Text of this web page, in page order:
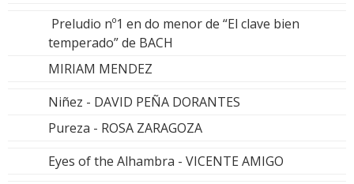
Preludio nº1 en do menor de “El clave bien
temperado” de BACH
MIRIAM MENDEZ
Niñez - DAVID PEÑA DORANTES
Pureza - ROSA ZARAGOZA
Eyes of the Alhambra - VICENTE AMIGO